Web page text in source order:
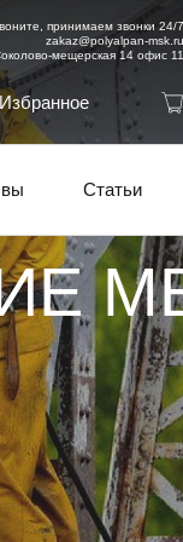
принимаем звонки 24/7
zakaz@polyalpan-msk.ru
мещерская 14 офис 11
Статьи